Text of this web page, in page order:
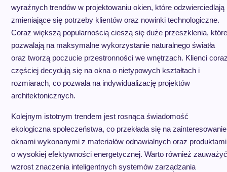
wyraźnych trendów w projektowaniu okien, które odzwierciedlają
zmieniające się potrzeby klientów oraz nowinki technologiczne.
Coraz większą popularnością cieszą się duże przeszklenia, które
pozwalają na maksymalne wykorzystanie naturalnego światła
oraz tworzą poczucie przestronności we wnętrzach. Klienci
częściej decydują się na okna o nietypowych kształtach i
rozmiarach, co pozwala na indywidualizację projektów
architektonicznych.
Kolejnym istotnym trendem jest rosnąca świadomość
ekologiczna społeczeństwa, co przekłada się na zainteresowanie
oknami wykonanymi z materiałów odnawialnych oraz produktami
o wysokiej efektywności energetycznej. Warto również zauważyć
wzrost znaczenia inteligentnych systemów zarządzania